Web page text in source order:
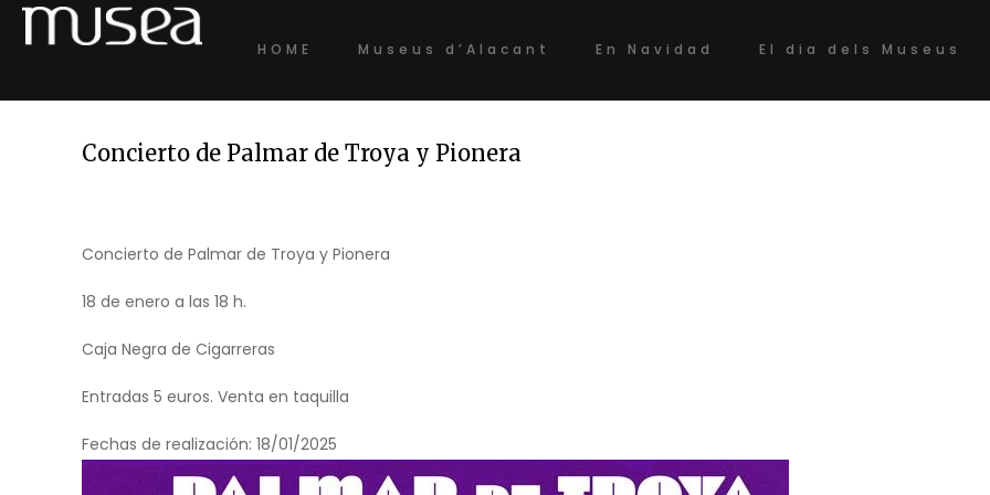
HOME Museus d’Alacant En Navidad El dia dels Museus
Concierto de Palmar de Troya y Pionera
Concierto de Palmar de Troya y Pionera
18 de enero a las 18 h.
Caja Negra de Cigarreras
Entradas 5 euros. Venta en taquilla
Fechas de realización:18/01/2025